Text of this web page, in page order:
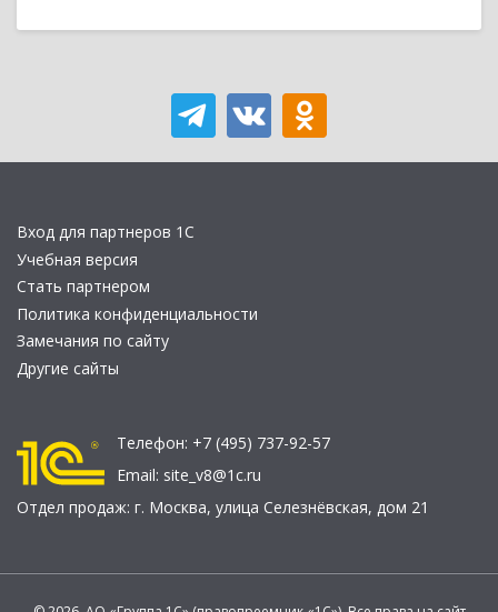
Вход для партнеров 1С
Учебная версия
Стать партнером
Политика конфиденциальности
Замечания по сайту
Другие сайты
Телефон: +7 (495) 737-92-57
Email: site_v8@1c.ru
Отдел продаж: г. Москва, улица Селезнёвская, дом 21